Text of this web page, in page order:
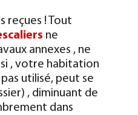
reçues ! Tout
ne
annexes , ne
, votre habitation
pas utilisé, peut se
, diminuant de
dans